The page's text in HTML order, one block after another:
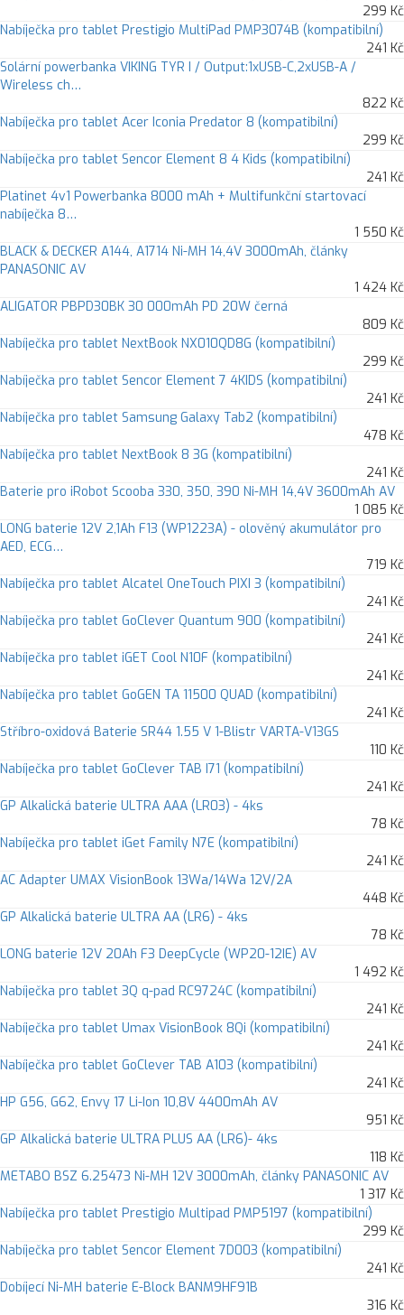
299 Kč
Nabíječka pro tablet Prestigio MultiPad PMP3074B (kompatibilní)
241 Kč
Solární powerbanka VIKING TYR I / Output:1xUSB-C,2xUSB-A /
Wireless ch…
822 Kč
Nabíječka pro tablet Acer Iconia Predator 8 (kompatibilní)
299 Kč
Nabíječka pro tablet Sencor Element 8 4 Kids (kompatibilní)
241 Kč
Platinet 4v1 Powerbanka 8000 mAh + Multifunkční startovací
nabíječka 8…
1 550 Kč
BLACK & DECKER A144, A1714 Ni-MH 14,4V 3000mAh, články
PANASONIC AV
1 424 Kč
ALIGATOR PBPD30BK 30 000mAh PD 20W černá
809 Kč
Nabíječka pro tablet NextBook NX010QD8G (kompatibilní)
299 Kč
Nabíječka pro tablet Sencor Element 7 4KIDS (kompatibilní)
241 Kč
Nabíječka pro tablet Samsung Galaxy Tab2 (kompatibilní)
478 Kč
Nabíječka pro tablet NextBook 8 3G (kompatibilní)
241 Kč
Baterie pro iRobot Scooba 330, 350, 390 Ni-MH 14,4V 3600mAh AV
1 085 Kč
LONG baterie 12V 2,1Ah F13 (WP1223A) - olověný akumulátor pro
AED, ECG…
719 Kč
Nabíječka pro tablet Alcatel OneTouch PIXI 3 (kompatibilní)
241 Kč
Nabíječka pro tablet GoClever Quantum 900 (kompatibilní)
241 Kč
Nabíječka pro tablet iGET Cool N10F (kompatibilní)
241 Kč
Nabíječka pro tablet GoGEN TA 11500 QUAD (kompatibilní)
241 Kč
Stříbro-oxidová Baterie SR44 1.55 V 1-Blistr VARTA-V13GS
110 Kč
Nabíječka pro tablet GoClever TAB I71 (kompatibilní)
241 Kč
GP Alkalická baterie ULTRA AAA (LR03) - 4ks
78 Kč
Nabíječka pro tablet iGet Family N7E (kompatibilní)
241 Kč
AC Adapter UMAX VisionBook 13Wa/14Wa 12V/2A
448 Kč
GP Alkalická baterie ULTRA AA (LR6) - 4ks
78 Kč
LONG baterie 12V 20Ah F3 DeepCycle (WP20-12IE) AV
1 492 Kč
Nabíječka pro tablet 3Q q-pad RC9724C (kompatibilní)
241 Kč
Nabíječka pro tablet Umax VisionBook 8Qi (kompatibilní)
241 Kč
Nabíječka pro tablet GoClever TAB A103 (kompatibilní)
241 Kč
HP G56, G62, Envy 17 Li-Ion 10,8V 4400mAh AV
951 Kč
GP Alkalická baterie ULTRA PLUS AA (LR6)- 4ks
118 Kč
METABO BSZ 6.25473 Ni-MH 12V 3000mAh, články PANASONIC AV
1 317 Kč
Nabíječka pro tablet Prestigio Multipad PMP5197 (kompatibilní)
299 Kč
Nabíječka pro tablet Sencor Element 7D003 (kompatibilní)
241 Kč
Dobíjecí Ni-MH baterie E-Block BANM9HF91B
316 Kč